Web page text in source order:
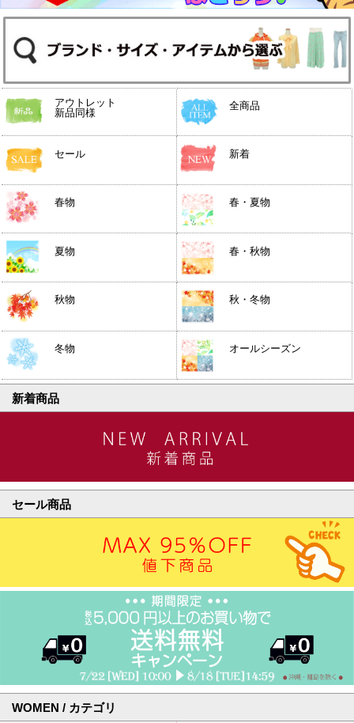
アウトレット
新品同様
全商品
セール 新着
春物 春・夏物
夏物 春・秋物
秋物 秋・冬物
冬物 オールシーズン
新着商品
セール商品
WOMEN / カテゴリ